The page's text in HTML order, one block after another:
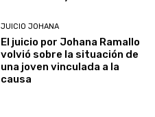
JUICIO JOHANA
El juicio por Johana Ramallo
volvió sobre la situación de
una joven vinculada a la
causa